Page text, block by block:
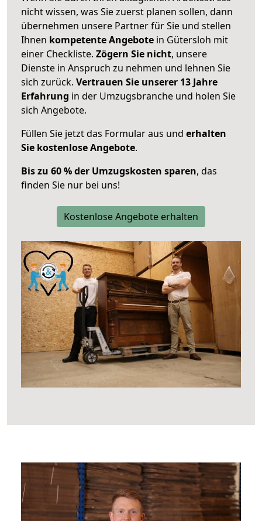
nicht wissen, was Sie zuerst planen sollen, dann
übernehmen unsere Partner für Sie und stellen
Ihnen kompetente Angebote in Gütersloh mit
einer Checkliste. Zögern Sie nicht, unsere
Dienste in Anspruch zu nehmen und lehnen Sie
sich zurück. Vertrauen Sie unserer 13 Jahre
Erfahrung in der Umzugsbranche und holen Sie
sich Angebote.
Füllen Sie jetzt das Formular aus und erhalten
Sie kostenlose Angebote.
Bis zu 60 % der Umzugskosten sparen, das
finden Sie nur bei uns!
Kostenlose Angebote erhalten